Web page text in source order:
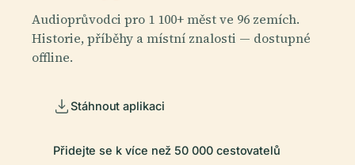
Audioprůvodci pro 1 100+ měst ve 96 zemích.
Historie, příběhy a místní znalosti — dostupné
offline.
Stáhnout aplikaci
Přidejte se k více než 50 000 cestovatelů